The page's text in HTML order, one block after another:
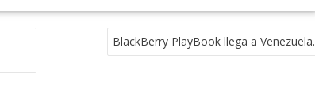
BlackBerry PlayBook llega a Venezuela.